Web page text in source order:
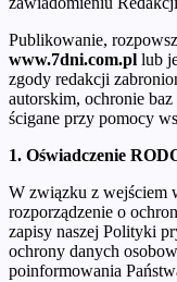
Publikowanie,
www.7dni.com.pl lub
zgody redakcji
autorskim, ochronie
ścigane przy pomocy
1. Oświadczenie
W związku z wejściem
rozporządzenie o
zapisy naszej Polityki
ochrony danych
poinformowania